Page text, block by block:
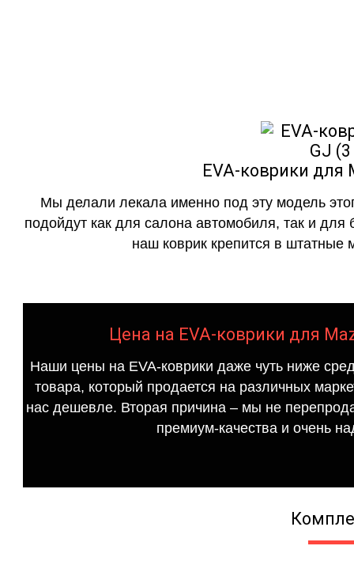
EVA-коврики для
Мы делали лекала именно под эту модель
подойдут как для салона автомобиля, так и для
наш коврик крепится в штатные
Цена на EVA-коврики для
Наши цены на EVA-коврики даже чуть ниже
товара, который продается на различных
нас дешевле. Вторая причина – мы не
премиум-качества и очень